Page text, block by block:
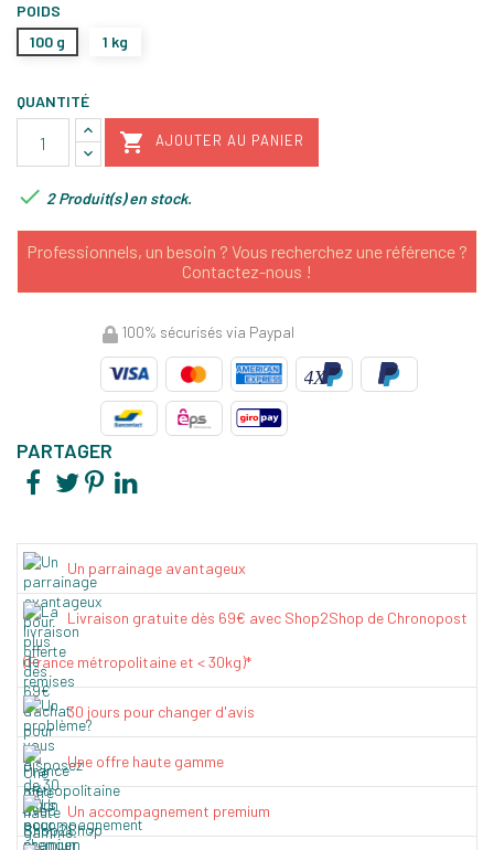
POIDS
100 g
1 kg
QUANTITÉ
 AJOUTER AU PANIER
 2 Produit(s) en stock.
Professionnels, un besoin ? Vous recherchez une référence ?
Contactez-nous !
100% sécurisés via Paypal
PARTAGER
Un parrainage avantageux
Livraison gratuite dès 69€ avec Shop2Shop de Chronopost
(France métropolitaine et < 30kg)*
30 jours pour changer d'avis
Une offre haute gamme
Un accompagnement premium